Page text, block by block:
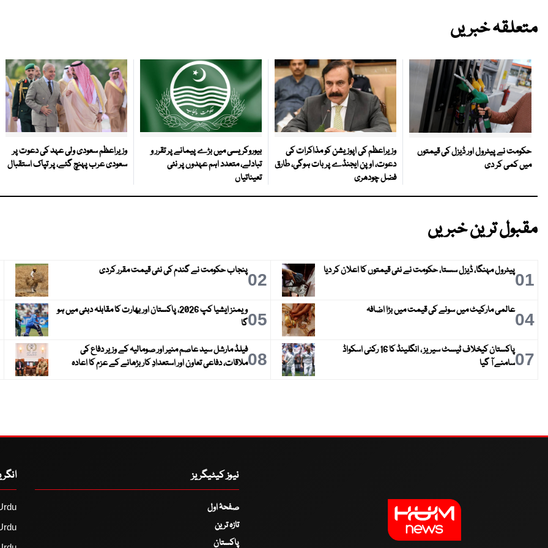
متعلقہ خبریں
حکومت نے پیٹرول اور ڈیزل کی قیمتوں
میں کمی کر دی
وزیراعظم کی اپوزیشن کو مذاکرات کی
دعوت، اوپن ایجنڈے پر بات ہوگی، طارق
فضل چودھری
بیوروکریسی میں بڑے پیمانے پر تقرر و
تبادلے، متعدد اہم عہدوں پر نئی
تعیناتیاں
وزیراعظم سعودی ولی عہد کی دعوت پر
سعودی عرب پہنچ گئے، پر تپاک استقبال
مقبول ترین خبریں
01پیٹرول مہنگا، ڈیزل سستا، حکومت نے نئی قیمتوں کا اعلان کر دیا 02پنجاب حکومت نے گندم کی نئی قیمت مقرر کردی
04عالمی مارکیٹ میں سونے کی قیمت میں بڑا اضافہ 05
ویمنز ایشیا کپ 2026، پاکستان اور بھارت کا مقابلہ دبئی میں ہو
گا
07
پاکستان کیخلاف ٹیسٹ سیریز ، انگلینڈ کا 16 رکنی اسکواڈ
سامنے آ گیا
08فیلڈ مارشل سید عاصم منیر اور صومالیہ کے وزیر دفاع کی
ملاقات، دفاعی تعاون اور استعدادِ کار بڑھانے کے عزم کا اعادہ
نیوز کیٹیگریز
صفحۂ اول
تازہ ترین
پاکستان